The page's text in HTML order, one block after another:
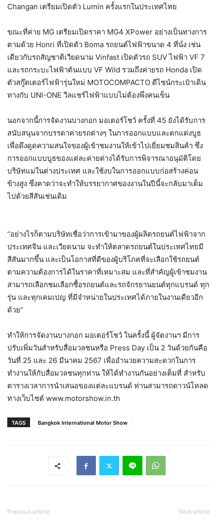
Changan เตรียมเปิดตัว Lumin ครั้งแรกในประเทศไทย
ขณะที่ค่าย MG เตรียมเปิดราคา MG4 XPower อย่างเป็นทางการ
ตามด้วย Honri ที่เปิดตัว Boma รถยนต์ไฟฟ้าขนาด 4 ที่นั่ง เช่น
เดียวกับรถสัญชาติเวียดนาม Vinfast เปิดตัวรถ SUV ไฟฟ้า VF 7
และรถกระบะไฟฟ้าต้นแบบ VF Wild รวมถึงค่ายรถ Honda เปิด
ตัวสกู๊ตเตอร์ไฟฟ้ารุ่นใหม่ MOTOCOMPACTO ดีไซน์กระเป๋าเดิน
ทางกับ UNI-ONE วีลแชร์ไฟฟ้าแบบไม่ต้องพึ่งคนเข็น
นอกจากนี้การจัดงานบางกอก มอเตอร์โชว์ ครั้งที่ 45 ยังได้รับการ
สนับสนุนจากบรรดาค่ายรถต่างๆ ในการออกแบบและตกแต่งบูธ
เพื่อดึงดูดความสนใจของผู้เข้าชมงานให้เข้าไปเยี่ยมชมสินค้า ซึ่ง
การออกแบบบูธของแต่ละค่ายต่างได้รับการพิจารณาอนุมัติโดย
บริษัทแม่ในต่างประเทศ และใช้งบในการออกแบบก่อสร้างค่อน
ข้างสูง ซึ่งคาดว่าจะทำให้บรรยากาศของงานในปีนี้จะกลับมาเต็ม
ไปด้วยสีสันเช่นเดิม
“อย่างไรก็ตามบริษัทเชื่อว่าการเข้ามาของผู้ผลิตรถยนต์ไฟฟ้าจาก
ประเทศจีน และเวียดนาม จะทำให้ตลาดรถยนต์ในประเทศไทยมี
สีสันมากขึ้น และเป็นโอกาสที่ดีของผู้บริโภคที่จะเลือกใช้รถยนต์
ตามความต้องการได้ในราคาที่เหมาะสม และที่สำคัญผู้เข้าชมงาน
สามารถเลือกชมเลือกซื้อรถยนต์และรถจักรยานยนต์ทุกแบรนด์ ทุก
รุ่น และทุกเคมเปญ ที่มีจำหน่ายในประเทศได้ภายในงานเดียวอีก
ด้วย”
ทำให้การจัดงานบางกอก มอเตอร์โชว์ ในครั้งนี้ ผู้จัดงานฯ มีการ
ปรับเพิ่มวันสำหรับสื่อมวลชนหรือ Press Day เป็น 2 วันด้วยกันคือ
วันที่ 25 และ 26 มีนาคม 2567 เพื่ออำนวยความสะดวกในการ
ทำงานให้กับสื่อมวลชนทุกท่าน ให้ได้ทำงานกันอย่างเต็มที่ สำหรับ
ตารางเวลาการนำเสนอของแต่ละแบรนด์ ท่านสามารถดาวน์โหลด
ทางเว็บไซต์ www.motorshow.in.th
TAGS Bangkok International Motor Show
Previous article Next article